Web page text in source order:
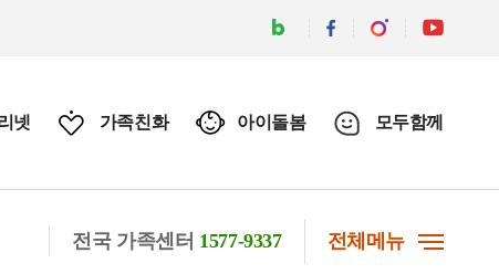
넷 가족친화 아이돌봄 모두함께
전국 가족센터 1577-9337 전체메뉴